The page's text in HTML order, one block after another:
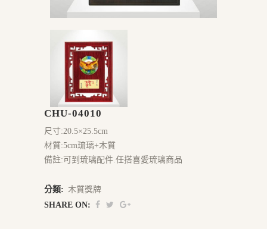
CHU-04010
尺寸:20.5×25.5cm
材質:5cm琉璃+木質
備註:可到琉璃配件.任搭喜愛琉璃商品
分類: 木質獎牌
SHARE ON: